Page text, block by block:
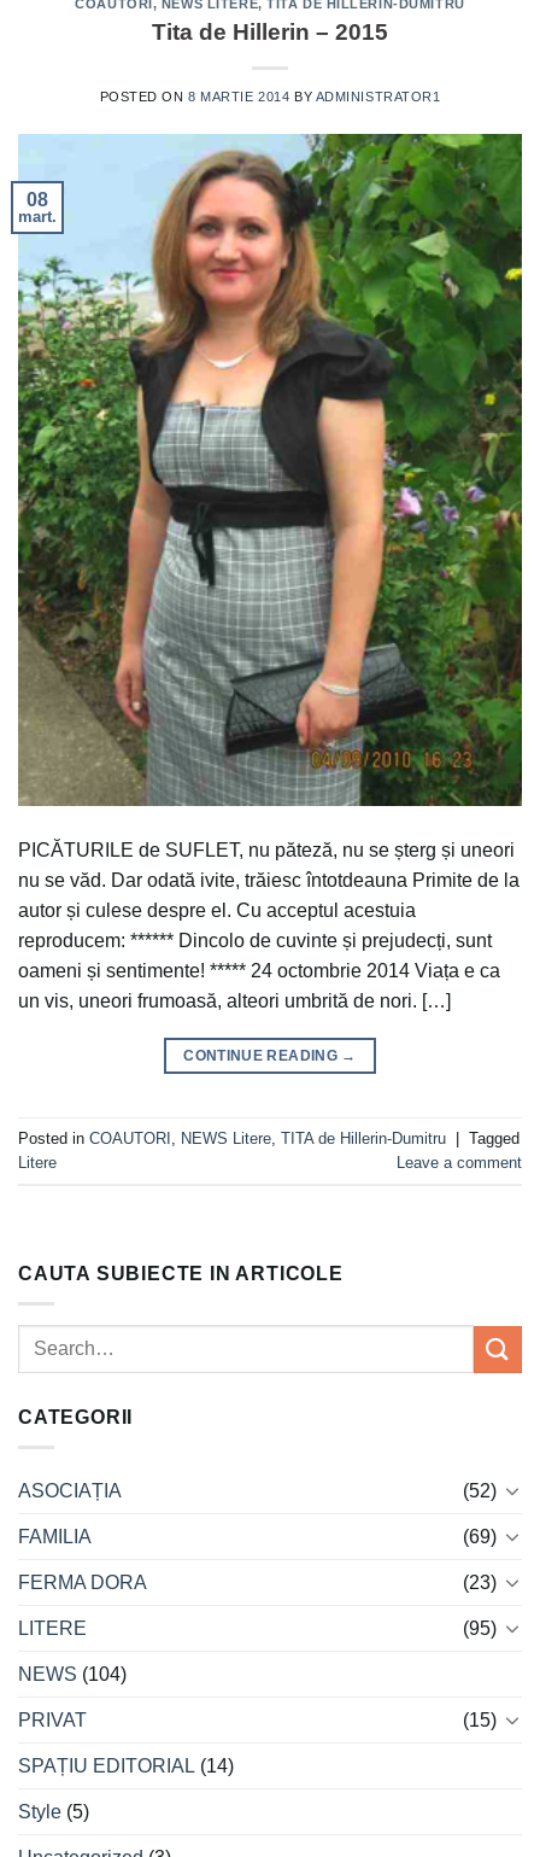
COAUTORI , NEWS LITERE,TITA DE HILLERIN-DUMITRU
Tita de Hillerin – 2015
POSTED ON8 MARTIE 2014 BY ADMINISTRATOR1
08
mart.
PICĂTURILE de SUFLET, nu păteză, nu se șterg și uneori
nu se văd. Dar odată ivite, trăiesc întotdeauna Primite de la
autor și culese despre el. Cu acceptul acestuia
reproducem: ****** Dincolo de cuvinte și prejudecți, sunt
oameni și sentimente! ***** 24 octombrie 2014 Viața e ca
un vis, uneori frumoasă, alteori umbrită de nori. […]
CONTINUE READING →
Posted in COAUTORI NEWS Litere TITA de Hillerin-Dumitru
Tagged
Litere
Leave a comment
CAUTA SUBIECTE IN ARTICOLE
CATEGORII
ASOCIAȚIA (52)
FAMILIA (69)
FERMA DORA (23)
LITERE (95)
NEWS (104)
PRIVAT (15)
SPAȚIU EDITORIAL (14)
Style (5)